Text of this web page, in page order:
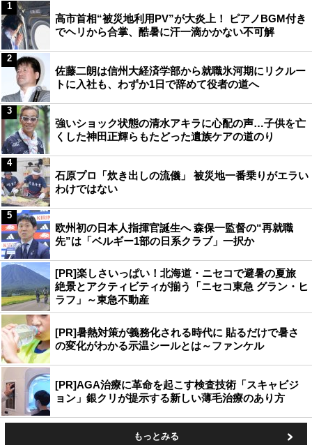
高市首相“被災地利用PV”が大炎上！ ピアノBGM付き
でヘリから合掌、酷暑に汗一滴かかない不可解
1
佐藤二朗は信州大経済学部から就職氷河期にリクルー
トに入社も、わずか1日で辞めて役者の道へ
2
強いショック状態の清水アキラに心配の声…子供を亡
くした神田正輝らもたどった遺族ケアの道のり
3
石原プロ「炊き出しの流儀」 被災地一番乗りがエラい
わけではない
4
欧州初の日本人指揮官誕生へ 森保一監督の“再就職
先”は「ベルギー1部の日系クラブ」一択か
5
[PR]楽しさいっぱい！北海道・ニセコで避暑の夏旅
絶景とアクティビティが揃う「ニセコ東急 グラン・ヒ
ラフ」～東急不動産
[PR]暑熱対策が義務化される時代に 貼るだけで暑さ
の変化がわかる示温シールとは～ファンケル
[PR]AGA治療に革命を起こす検査技術「スキャビジ
ョン」銀クリが提示する新しい薄毛治療のあり方
もっとみる